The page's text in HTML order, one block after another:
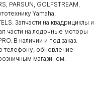
PARSUN, GOLFSTREAM,
Yamaha,
Запчасти на квадрициклы и
части на лодочные моторы
В наличии и под заказ.
телефону, обновление
магазином.